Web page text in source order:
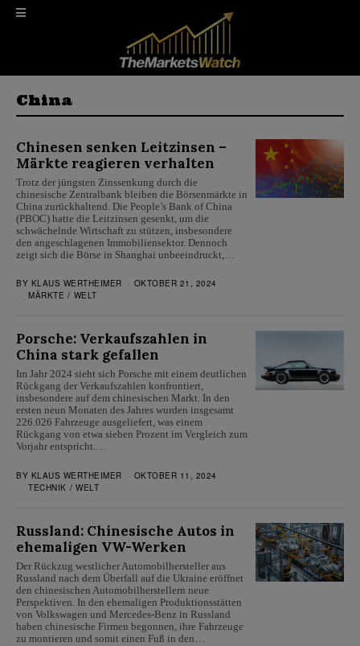
China
Chinesen senken Leitzinsen –
Märkte reagieren verhalten
Trotz der jüngsten Zinssenkung durch die
chinesische Zentralbank bleiben die Börsenmärkte in
China zurückhaltend. Die People’s Bank of China
(PBOC) hatte die Leitzinsen gesenkt, um die
schwächelnde Wirtschaft zu stützen, insbesondere
den angeschlagenen Immobiliensektor. Dennoch
zeigt sich die Börse in Shanghai unbeeindruckt,…
BY KLAUS WERTHEIMER
OKTOBER 21, 2024
MÄRKTE / WELT
Porsche: Verkaufszahlen in
China stark gefallen
Im Jahr 2024 sieht sich Porsche mit einem deutlichen
Rückgang der Verkaufszahlen konfrontiert,
insbesondere auf dem chinesischen Markt. In den
ersten neun Monaten des Jahres wurden insgesamt
226.026 Fahrzeuge ausgeliefert, was einem
Rückgang von etwa sieben Prozent im Vergleich zum
Vorjahr entspricht.…
BY KLAUS WERTHEIMER
OKTOBER 11, 2024
TECHNIK / WELT
Russland: Chinesische Autos in
ehemaligen VW-Werken
Der Rückzug westlicher Automobilhersteller aus
Russland nach dem Überfall auf die Ukraine eröffnet
den chinesischen Automobilherstellern neue
Perspektiven. In den ehemaligen Produktionsstätten
von Volkswagen und Mercedes-Benz in Russland
haben chinesische Firmen begonnen, ihre Fahrzeuge
zu montieren und somit einen Fuß in den…